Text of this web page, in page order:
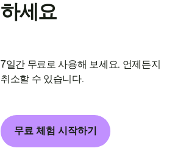
하세요
7일간 무료로 사용해 보세요. 언제든지
취소할 수 있습니다.
무료 체험 시작하기